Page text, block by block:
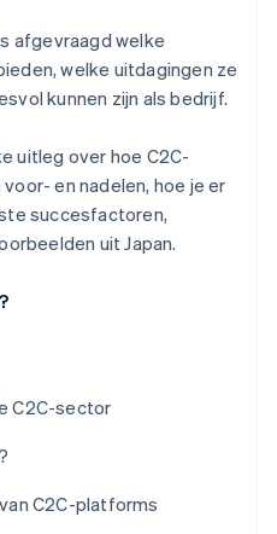
afgevraagd welke
welke uitdagingen ze
kunnen zijn als bedrijf.
uitleg over hoe C2C-
en nadelen, hoe je er
succesfactoren,
uit Japan.
C2C-sector
C2C-platforms